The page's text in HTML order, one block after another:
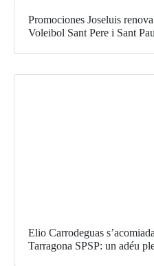
Promociones Joseluis
Voleibol Sant Pere i Sant Pau
Elio Carrodeguas
Tarragona SPSP: un adéu